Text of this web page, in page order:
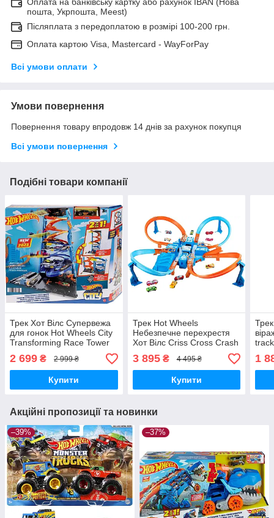
пошта, Укрпошта, Meest)
Післяплата з передоплатою в розмірі 100-200 грн.
Оплата картою Visa, Mastercard - WayForPay
Всі умови оплати
Умови повернення
Повернення товару впродовж 14 днів за рахунок покупця
Всі умови повернення
Подібні товари компанії
Трек Хот Вілс Супервежа
для гонок Hot Wheels City
Transforming Race Tower
HKX43 Mattel Оригінал
2 699 ₴ 2 999 ₴
Купити
Трек Hot Wheels
Небезпечне перехрестя
Хот Вілс Criss Cross Crash
Track Set! DTN42 Ігровий
набір Mattel Оригінал
3 895₴ 4 495 ₴
Купити
1
Акційні пропозиції та новинки
–39% –37%